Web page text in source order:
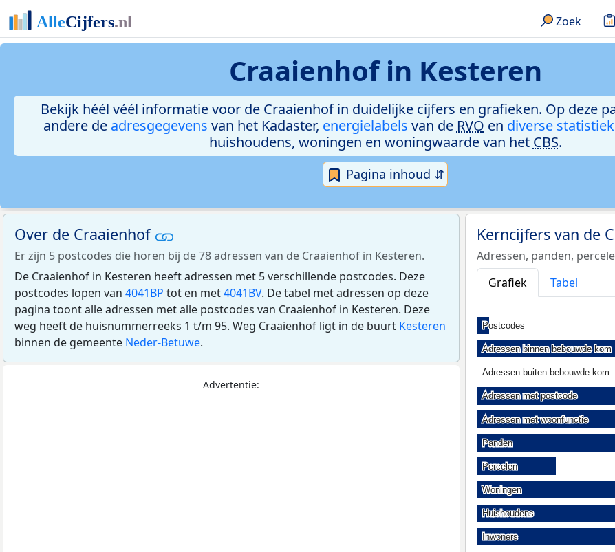
Zoek
Craaienhof in Kesteren
Bekijk héél véél informatie voor de Craaienhof in duidelijke cijfers en grafieken. Op deze
andere de adresgegevens van het Kadaster, energielabels van de RVO en diverse
huishoudens, woningen en woningwaarde van het CBS.
Pagina inhoud ⇵
Over de Craaienhof
Er zijn 5 postcodes die horen bij de 78 adressen van de Craaienhof in Kesteren.
De Craaienhof in Kesteren heeft adressen met 5 verschillende postcodes. Deze
postcodes lopen van 4041BP tot en met4041BV. De tabel met adressen op deze
pagina toont alle adressen met alle postcodes van Craaienhof in Kesteren. Deze
weg heeft de huisnummerreeks 1 t/m 95. Weg Craaienhof ligt in de buurt Kesteren
binnen de gemeente Neder-Betuwe.
Advertentie:
Kerncijfers van de
Adressen, panden,
Grafiek
Tabel
Postcodes
Postcodes
Adressen binnen bebouwde kom
Adressen binnen bebouwde kom
Adressen buiten bebouwde kom
Adressen buiten bebouwde kom
Adressen met postcode
Adressen met postcode
Adressen met woonfunctie
Adressen met woonfunctie
Panden
Panden
Percelen
Percelen
Woningen
Woningen
Huishoudens
Huishoudens
Inwoners
Inwoners